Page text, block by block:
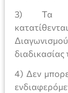
3) Τα
4) Δεν